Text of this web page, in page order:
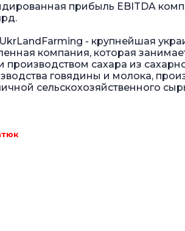
прибыль EBITDA
- крупнейшая
компания, которая
производством сахара из
говядины и молока,
сельскохозяйственного